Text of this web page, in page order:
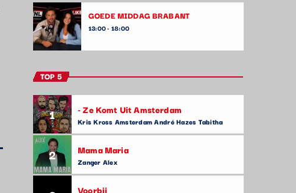
GOEDE MIDDAG BRABANT
13:00 - 18:00
TOP 5
1 - Ze Komt Uit Amsterdam
Kris Kross Amsterdam André Hazes Tabitha
2 Mama Maria
Zanger Alex
Voorbij